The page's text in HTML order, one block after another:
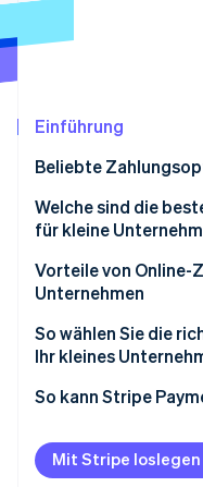
Betrugsprävention
Atlas
Online-
Einführung
Beliebte
Welche sind die
für kleine
Vorteile von Online-
Unternehmen
So wählen Sie die
Ihr kleines
1. Verstehen Sie Ihre
2. Stimmen Sie die
So kann Stripe
Mit Stripe loslegen